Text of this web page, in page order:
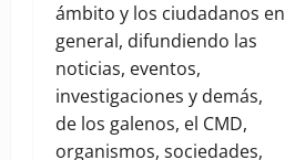
ámbito y los ciudadanos en
general, difundiendo las
noticias, eventos,
investigaciones y demás,
de los galenos, el CMD,
organismos, sociedades,